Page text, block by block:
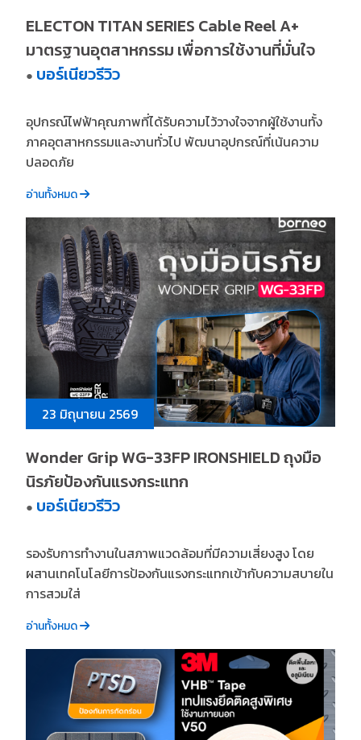
ELECTON TITAN SERIES Cable Reel A+
มาตรฐานอุตสาหกรรม เพื่อการใช้งานที่มั่นใจ
● บอร์เนียวรีวิว
อุปกรณ์ไฟฟ้าคุณภาพที่ได้รับความไว้วางใจจากผู้ใช้งานทั้ง
ภาคอุตสาหกรรมและงานทั่วไป พัฒนาอุปกรณ์ที่เน้นความ
ปลอดภัย
อ่านทั้งหมด
23 มิถุนายน 2569
Wonder Grip WG-33FP IRONSHIELD ถุงมือ
นิรภัยป้องกันแรงกระแทก
● บอร์เนียวรีวิว
รองรับการทำงานในสภาพแวดล้อมที่มีความเสี่ยงสูง โดย
ผสานเทคโนโลยีการป้องกันแรงกระแทกเข้ากับความสบายใน
การสวมใส่
อ่านทั้งหมด